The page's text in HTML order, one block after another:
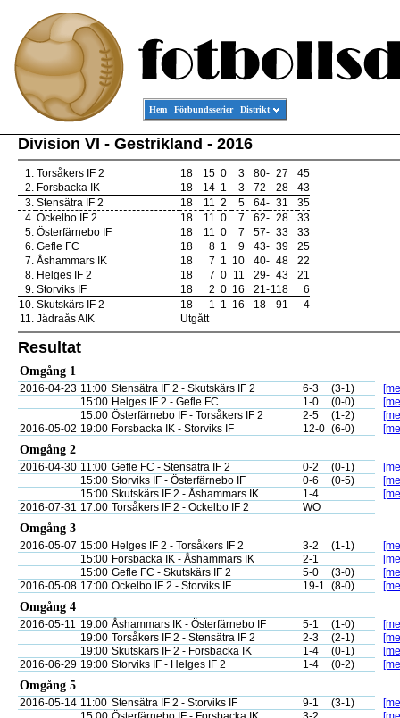
Hem Förbundsserier Distrikt
Division VI - Gestrikland - 2016
1. Torsåkers IF 2 18 15 0 3 80- 27
45
2. Forsbacka IK 18 14 1 3 72- 28
43
3. Stensätra IF 2 18 11 2 5 64- 31
35
4. Ockelbo IF 2 18 11 0 7 62- 28
33
5. Österfärnebo IF 18 11 0 7 57- 33
33
6. Gefle FC 18 8 1 9 43- 39
25
7. Åshammars IK 18 7 1 10 40- 48
22
8. Helges IF 2 18 7 0 11 29- 43
21
9. Storviks IF 18 2 0 16 21-118
6
10. Skutskärs IF 2 18 1 1 16 18- 91
4
11. Jädraås AIK Utgått
Resultat
Omgång 1
2016-04-23 11:00 Stensätra IF 2 - Skutskärs IF 2 6-3 (3-1)
15:00 Helges IF 2 - Gefle FC 1-0 (0-0)
15:00 Österfärnebo IF - Torsåkers IF 2 2-5 (1-2)
2016-05-02 19:00 Forsbacka IK - Storviks IF 12-0 (6-0)
Omgång 2
2016-04-30 11:00 Gefle FC - Stensätra IF 2 0-2 (0-1)
15:00 Storviks IF - Österfärnebo IF 0-6 (0-5)
15:00 Skutskärs IF 2 - Åshammars IK 1-4
2016-07-31 17:00 Torsåkers IF 2 - Ockelbo IF 2 WO
Omgång 3
2016-05-07 15:00 Helges IF 2 - Torsåkers IF 2 3-2 (1-1)
15:00 Forsbacka IK - Åshammars IK 2-1
15:00 Gefle FC - Skutskärs IF 2 5-0 (3-0)
2016-05-08 17:00 Ockelbo IF 2 - Storviks IF 19-1 (8-0)
Omgång 4
2016-05-11 19:00 Åshammars IK - Österfärnebo IF 5-1 (1-0)
19:00 Torsåkers IF 2 - Stensätra IF 2 2-3 (2-1)
19:00 Skutskärs IF 2 - Forsbacka IK 1-4 (0-1)
2016-06-29 19:00 Storviks IF - Helges IF 2 1-4 (0-2)
Omgång 5
2016-05-14 11:00 Stensätra IF 2 - Storviks IF 9-1 (3-1)